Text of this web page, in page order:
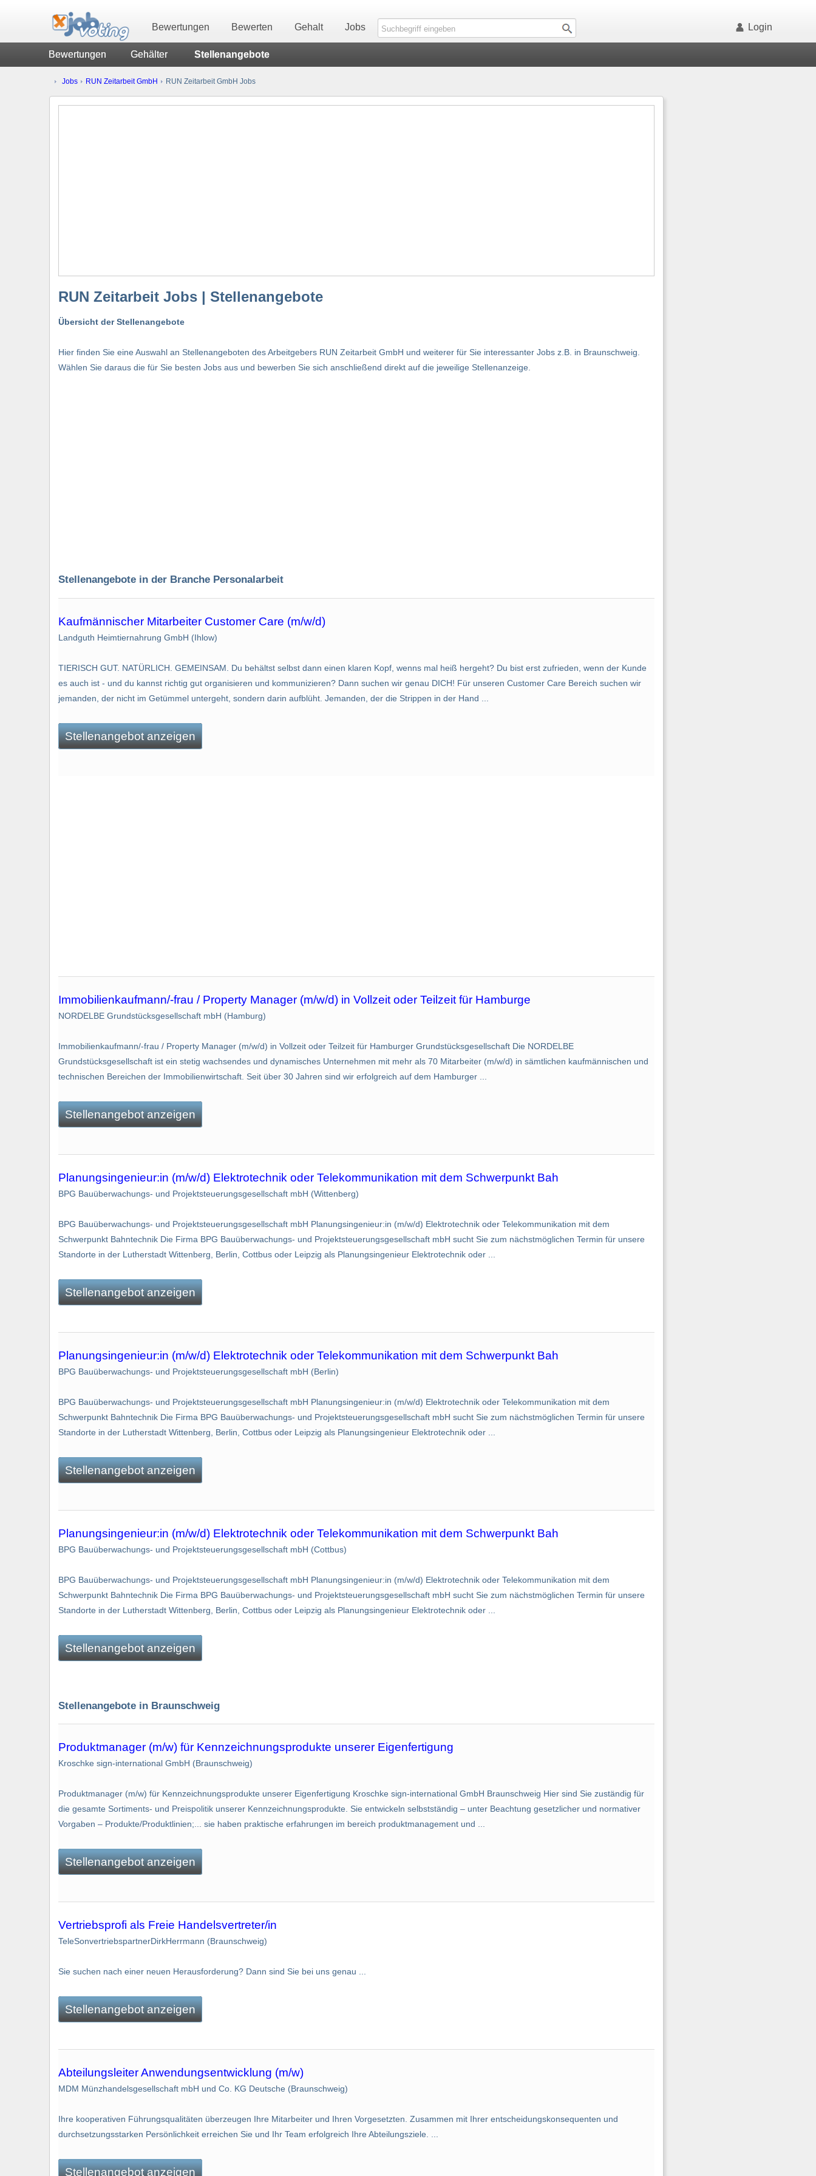
Bewertungen Bewerten Gehalt Jobs Login
Bewertungen Gehälter Stellenangebote
Jobs RUN Zeitarbeit GmbH RUN Zeitarbeit GmbH Jobs
RUN Zeitarbeit Jobs | Stellenangebote
Übersicht der Stellenangebote
Hier finden Sie eine Auswahl an Stellenangeboten des Arbeitgebers RUN Zeitarbeit GmbH und weiterer für Sie interessanter Jobs z.B. in Braunschweig.
Wählen Sie daraus die für Sie besten Jobs aus und bewerben Sie sich anschließend direkt auf die jeweilige Stellenanzeige.
Stellenangebote in der Branche Personalarbeit
Kaufmännischer Mitarbeiter Customer Care (m/w/d)
Landguth Heimtiernahrung GmbH (Ihlow)
TIERISCH GUT. NATÜRLICH. GEMEINSAM. Du behältst selbst dann einen klaren Kopf, wenns mal heiß hergeht? Du bist erst zufrieden, wenn der Kunde
es auch ist - und du kannst richtig gut organisieren und kommunizieren? Dann suchen wir genau DICH! Für unseren Customer Care Bereich suchen wir
jemanden, der nicht im Getümmel untergeht, sondern darin aufblüht. Jemanden, der die Strippen in der Hand ...
Stellenangebot anzeigen
Immobilienkaufmann/-frau / Property Manager (m/w/d) in Vollzeit oder Teilzeit für Hamburge
NORDELBE Grundstücksgesellschaft mbH (Hamburg)
Immobilienkaufmann/-frau / Property Manager (m/w/d) in Vollzeit oder Teilzeit für Hamburger Grundstücksgesellschaft Die NORDELBE
Grundstücksgesellschaft ist ein stetig wachsendes und dynamisches Unternehmen mit mehr als 70 Mitarbeiter (m/w/d) in sämtlichen kaufmännischen und
technischen Bereichen der Immobilienwirtschaft. Seit über 30 Jahren sind wir erfolgreich auf dem Hamburger ...
Stellenangebot anzeigen
Planungsingenieur:in (m/w/d) Elektrotechnik oder Telekommunikation mit dem Schwerpunkt Bah
BPG Bauüberwachungs- und Projektsteuerungsgesellschaft mbH (Wittenberg)
BPG Bauüberwachungs- und Projektsteuerungsgesellschaft mbH Planungsingenieur:in (m/w/d) Elektrotechnik oder Telekommunikation mit dem
Schwerpunkt Bahntechnik Die Firma BPG Bauüberwachungs- und Projektsteuerungsgesellschaft mbH sucht Sie zum nächstmöglichen Termin für unsere
Standorte in der Lutherstadt Wittenberg, Berlin, Cottbus oder Leipzig als Planungsingenieur Elektrotechnik oder ...
Stellenangebot anzeigen
Planungsingenieur:in (m/w/d) Elektrotechnik oder Telekommunikation mit dem Schwerpunkt Bah
BPG Bauüberwachungs- und Projektsteuerungsgesellschaft mbH (Berlin)
BPG Bauüberwachungs- und Projektsteuerungsgesellschaft mbH Planungsingenieur:in (m/w/d) Elektrotechnik oder Telekommunikation mit dem
Schwerpunkt Bahntechnik Die Firma BPG Bauüberwachungs- und Projektsteuerungsgesellschaft mbH sucht Sie zum nächstmöglichen Termin für unsere
Standorte in der Lutherstadt Wittenberg, Berlin, Cottbus oder Leipzig als Planungsingenieur Elektrotechnik oder ...
Stellenangebot anzeigen
Planungsingenieur:in (m/w/d) Elektrotechnik oder Telekommunikation mit dem Schwerpunkt Bah
BPG Bauüberwachungs- und Projektsteuerungsgesellschaft mbH (Cottbus)
BPG Bauüberwachungs- und Projektsteuerungsgesellschaft mbH Planungsingenieur:in (m/w/d) Elektrotechnik oder Telekommunikation mit dem
Schwerpunkt Bahntechnik Die Firma BPG Bauüberwachungs- und Projektsteuerungsgesellschaft mbH sucht Sie zum nächstmöglichen Termin für unsere
Standorte in der Lutherstadt Wittenberg, Berlin, Cottbus oder Leipzig als Planungsingenieur Elektrotechnik oder ...
Stellenangebot anzeigen
Stellenangebote in Braunschweig
Produktmanager (m/w) für Kennzeichnungsprodukte unserer Eigenfertigung
Kroschke sign-international GmbH (Braunschweig)
Produktmanager (m/w) für Kennzeichnungsprodukte unserer Eigenfertigung Kroschke sign-international GmbH Braunschweig Hier sind Sie zuständig für
die gesamte Sortiments- und Preispolitik unserer Kennzeichnungsprodukte. Sie entwickeln selbstständig – unter Beachtung gesetzlicher und normativer
Vorgaben – Produkte/Produktlinien;... sie haben praktische erfahrungen im bereich produktmanagement und ...
Stellenangebot anzeigen
Vertriebsprofi als Freie Handelsvertreter/in
TeleSonvertriebspartnerDirkHerrmann (Braunschweig)
Sie suchen nach einer neuen Herausforderung? Dann sind Sie bei uns genau ...
Stellenangebot anzeigen
Abteilungsleiter Anwendungsentwicklung (m/w)
MDM Münzhandelsgesellschaft mbH und Co. KG Deutsche (Braunschweig)
Ihre kooperativen Führungsqualitäten überzeugen Ihre Mitarbeiter und Ihren Vorgesetzten. Zusammen mit Ihrer entscheidungskonsequenten und
durchsetzungsstarken Persönlichkeit erreichen Sie und Ihr Team erfolgreich Ihre Abteilungsziele. ...
Stellenangebot anzeigen